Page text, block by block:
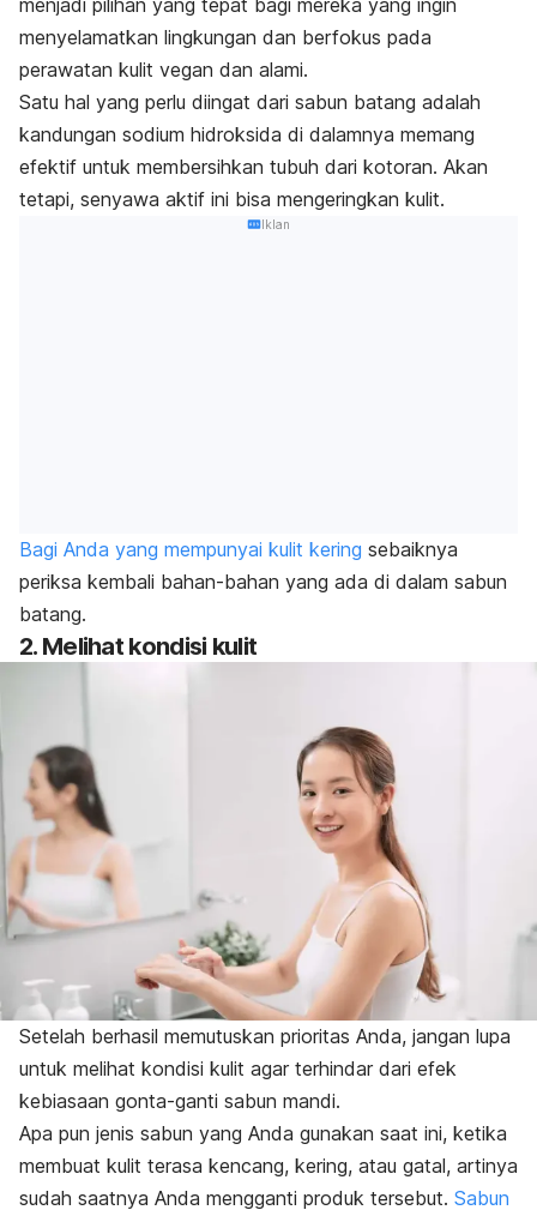
menyelamatkan lingkungan dan berfokus pada
perawatan kulit vegan dan alami.
Satu hal yang perlu diingat dari sabun batang adalah
kandungan sodium hidroksida di dalamnya memang
efektif untuk membersihkan tubuh dari kotoran. Akan
tetapi, senyawa aktif ini bisa mengeringkan kulit.
Iklan
Bagi Anda yang mempunyai kulit kering sebaiknya
periksa kembali bahan-bahan yang ada di dalam sabun
batang.
2. Melihat kondisi kulit
Setelah berhasil memutuskan prioritas Anda, jangan lupa
untuk melihat kondisi kulit agar terhindar dari efek
kebiasaan gonta-ganti sabun mandi.
Apa pun jenis sabun yang Anda gunakan saat ini, ketika
membuat kulit terasa kencang, kering, atau gatal, artinya
sudah saatnya Anda mengganti produk tersebut. Sabun